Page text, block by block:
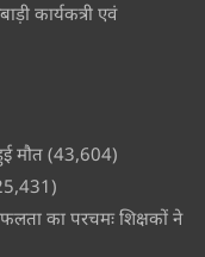
कार्यकत्री एवं
मौत (43,604)
का परचमः शिक्षकों ने